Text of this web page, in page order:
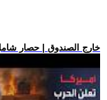
.. خارج الصندوق | حصار